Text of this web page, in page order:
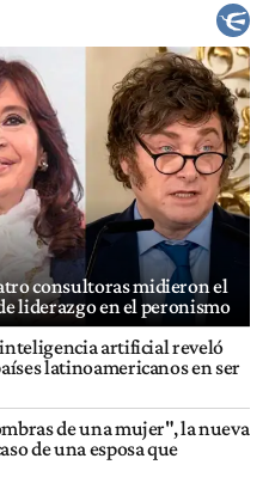
consultoras midieron el
liderazgo en el peronismo
artificial reveló
latinoamericanos en ser
de una mujer", la nueva
de una esposa que